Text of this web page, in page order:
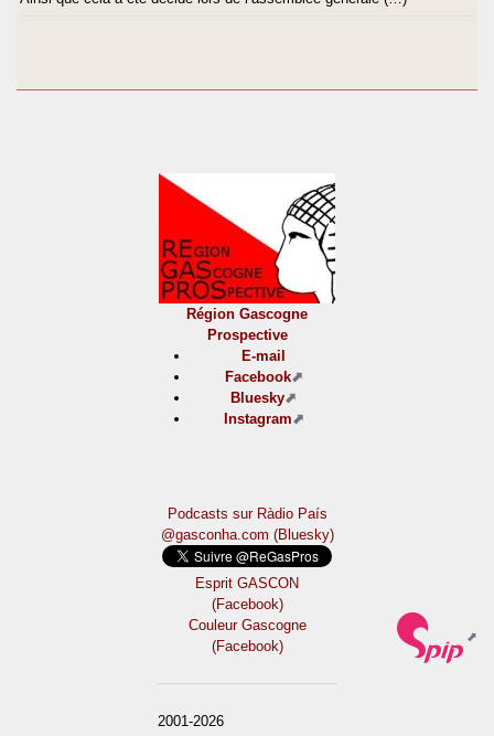
Région Gascogne
Prospective
E-mail
Facebook
Bluesky
Instagram
Podcasts sur Ràdio País
@gasconha.com (Bluesky)
Esprit GASCON
(Facebook)
Couleur Gascogne
(Facebook)
2001-2026